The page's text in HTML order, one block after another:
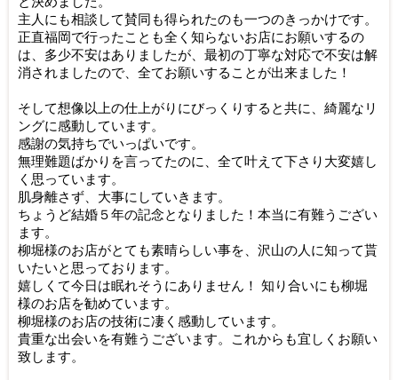
主人にも相談して賛同も得られたのも一つのきっかけです。
正直福岡で行ったことも全く知らないお店にお願いするの
は、多少不安はありましたが、最初の丁寧な対応で不安は解
消されましたので、全てお願いすることが出来ました！
そして想像以上の仕上がりにびっくりすると共に、綺麗なリ
ングに感動しています。
感謝の気持ちでいっぱいです。
無理難題ばかりを言ってたのに、全て叶えて下さり大変嬉し
く思っています。
肌身離さず、大事にしていきます。
ちょうど結婚５年の記念となりました！本当に有難うござい
ます。
柳堀様のお店がとても素晴らしい事を、沢山の人に知って貰
いたいと思っております。
嬉しくて今日は眠れそうにありません！ 知り合いにも柳堀
様のお店を勧めています。
柳堀様のお店の技術に凄く感動しています。
貴重な出会いを有難うございます。これからも宜しくお願い
致します。